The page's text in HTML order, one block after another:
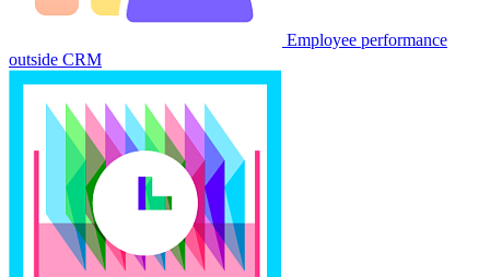
Employee performance
outside CRM